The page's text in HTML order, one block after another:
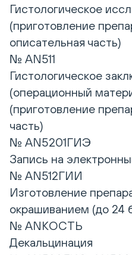
Гистологическое
(приготовление
описательная часть)
№ AN511
Гистологическое
(операционный
(приготовление
часть)
№ AN5201ГИЭ
Запись на
№ AN512ГИИ
Изготовление
окрашиванием (до 24
№ ANКОСТЬ
Декальцинация